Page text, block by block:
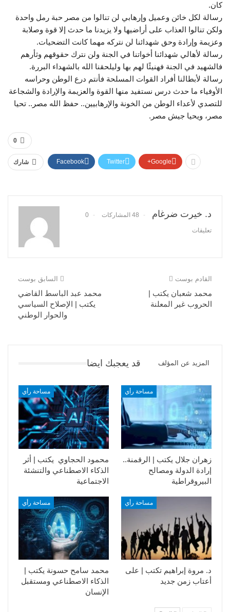
كان.
رسالة لكل خائن وعميل وإرهابي لن تنالوا من مصر حبة رمل واحدة
ولكن تنالوا العذاب على أراضيها ولا يزيدنا ما حدث إلا قوة وصلابة
وعزيمة وإرادة وحق شهدائنا لن نتركه مهما كانت التضحيات.
رسالة لأهالي شهدائنا أخواتنا في الجنة ولن نترك حقوقهم وثأرهم
فالشهيد في الجنة فهنيئًا لهم بها وليلحقنا الله بالشهداء البررة.
رسالة لأبطالنا أفراد القوات المسلحة فأنتم درع الوطن وحراسه
الأوفياء ما حدث درس نستفيد منها القوة والعزيمة والإرادة والشجاعة
للتصدي لأعداء الوطن من الخونة والإرهابيين.. حفظ الله مصر.. تحيا
مصر، ويحيا جيش مصر.
0
شارك Facebook Twitter Google+
د. خيرت ضرغام 48 المشاركات 0
تعليقات
السابق بوست
محمد عبد الباسط القاضي
يكتب | الإصلاح السياسي
والحوار الوطني
القادم بوست
محمد شعبان يكتب |
الحروب غير المعلنة
قد يعجبك ايضا المزيد عن المؤلف
مساحة رأي
محمود الحجاوي يكتب | أثر
الذكاء الاصطناعي والتنشئة
الاجتماعية
مساحة رأي
زهران جلال يكتب | الرقمنة..
إرادة الدولة ومصالح
البيروقراطية
مساحة رأي
محمد سامح حسونة يكتب |
الذكاء الاصطناعي ومستقبل
الإنسان
مساحة رأي
د. مروة إبراهيم تكتب | على
أعتاب زمن جديد